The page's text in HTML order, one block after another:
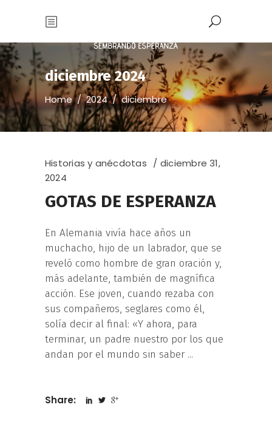
diciembre 2024
Home/2024/diciembre
Historias y anécdotas
diciembre 31,
2024
GOTAS DE ESPERANZA
En Alemania vivía hace años un
muchacho, hijo de un labrador, que se
reveló como hombre de gran oración y,
más adelante, también de magnífica
acción. Ese joven, cuando rezaba con
sus compañeros, seglares como él,
solía decir al final: «Y ahora, para
terminar, un padre nuestro por los que
andan por el mundo sin saber
Share: